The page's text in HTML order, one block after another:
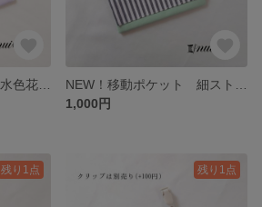
1,000円
残り1点 残り1点